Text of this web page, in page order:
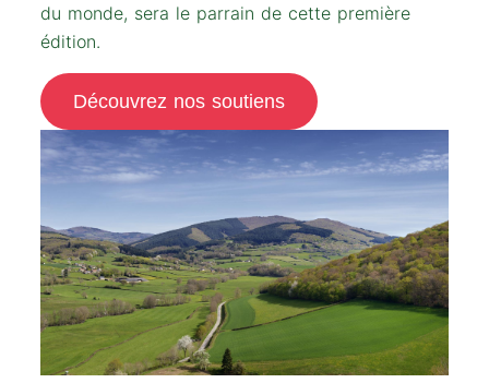
du monde, sera le parrain de cette première
édition.
Découvrez nos soutiens